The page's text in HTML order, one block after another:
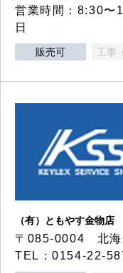
営業時間：8:30〜
日
販売可 工事
（有）ともやす金物店
〒085-0004 北海
TEL：0154-22-